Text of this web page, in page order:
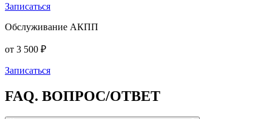
Записаться
Обслуживание АКПП
от 3 500 ₽
Записаться
FAQ. ВОПРОС/ОТВЕТ